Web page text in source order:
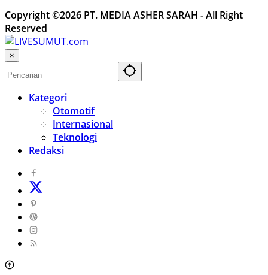
Copyright ©2026 PT. MEDIA ASHER SARAH - All Right
Reserved
×
Kategori
Otomotif
Internasional
Teknologi
Redaksi